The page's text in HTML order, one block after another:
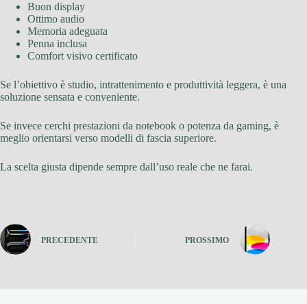
Buon display
Ottimo audio
Memoria adeguata
Penna inclusa
Comfort visivo certificato
Se l’obiettivo è studio, intrattenimento e produttività leggera, è una
soluzione sensata e conveniente.
Se invece cerchi prestazioni da notebook o potenza da gaming, è
meglio orientarsi verso modelli di fascia superiore.
La scelta giusta dipende sempre dall’uso reale che ne farai.
PRECEDENTE PROSSIMO